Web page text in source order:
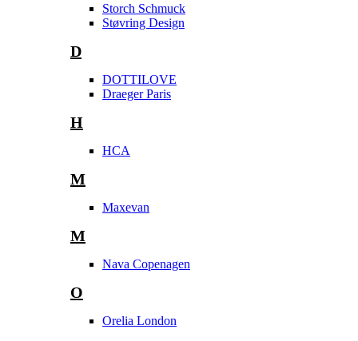
Storch Schmuck
Støvring Design
D
DOTTILOVE
Draeger Paris
H
HCA
M
Maxevan
M
Nava Copenagen
O
Orelia London